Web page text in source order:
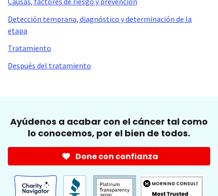
Detección temprana, diagnóstico y determinación de la
etapa
Tratamiento
Después del tratamiento
Ayúdenos a acabar con el cáncer tal como
lo conocemos, por el bien de todos.
Done con confianza